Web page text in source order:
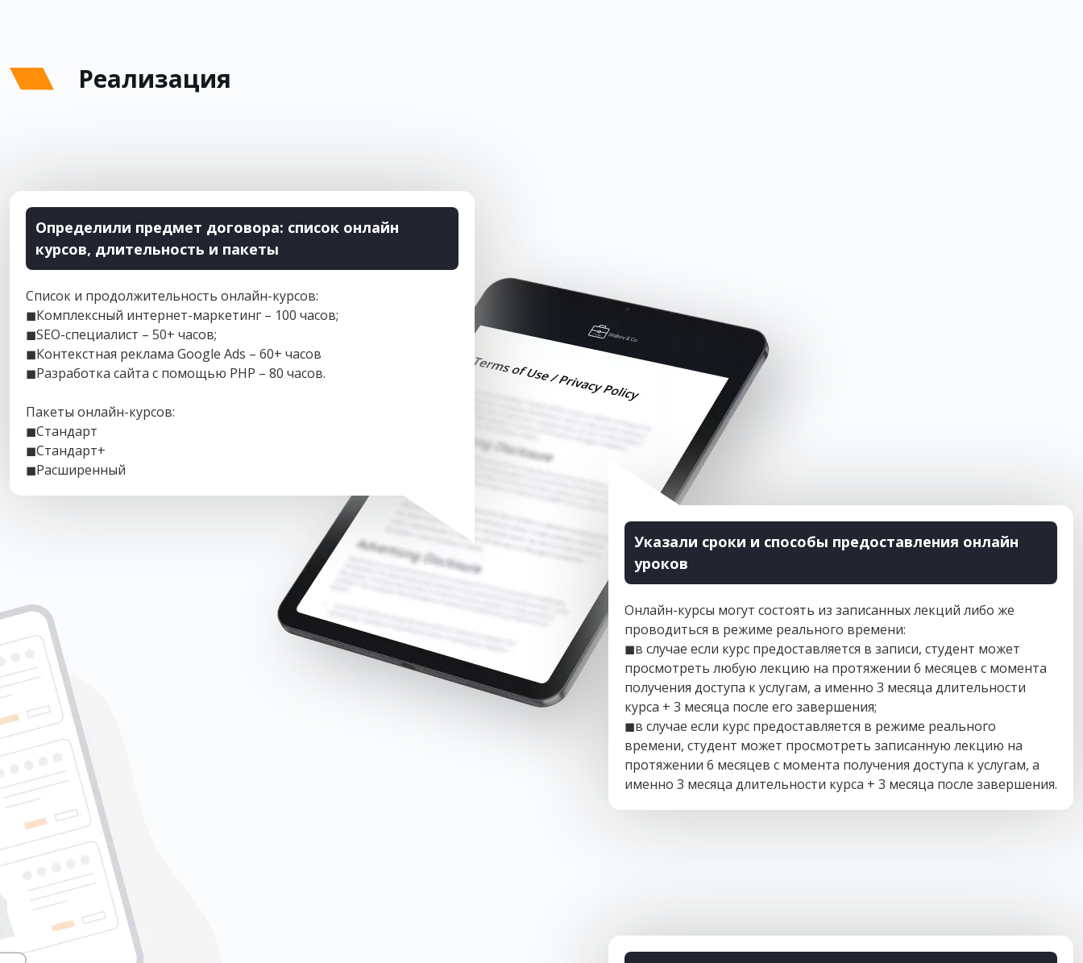
Реализация
Определили предмет договора: список онлайн
курсов, длительность и пакеты
Список и продолжительность онлайн-курсов:
◼Комплексный интернет-маркетинг – 100 часов;
◼SEO-специалист – 50+ часов;
◼Контекстная реклама Google Ads – 60+ часов
◼Разработка сайта с помощью PHP – 80 часов.
Пакеты онлайн-курсов:
◼Стандарт
◼Стандарт+
◼Расширенный
Указали сроки и способы предоставления онлайн
уроков
Онлайн-курсы могут состоять из записанных лекций либо же
проводиться в режиме реального времени:
◼в случае если курс предоставляется в записи, студент может
просмотреть любую лекцию на протяжении 6 месяцев с момента
получения доступа к услугам, а именно 3 месяца длительности
курса + 3 месяца после его завершения;
◼в случае если курс предоставляется в режиме реального
времени, студент может просмотреть записанную лекцию на
протяжении 6 месяцев с момента получения доступа к услугам, а
именно 3 месяца длительности курса + 3 месяца после завершения.